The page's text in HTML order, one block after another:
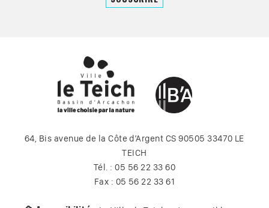
64, Bis avenue de la Côte d’Argent CS 90505 33470 LE
TEICH
Tél. : 05 56 22 33 60
Fax : 05 56 22 33 61